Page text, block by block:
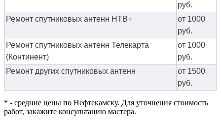
руб.
Ремонт спутниковых антенн НТВ+
от 1000
руб.
Ремонт спутниковых антенн Телекарта
(Континент)
от 1000
руб.
Ремонт других спутниковых антенн
от 1500
руб.
* - средние цены по Нефтекамску. Для уточнения стоимость
работ, закажите консультацию мастера.